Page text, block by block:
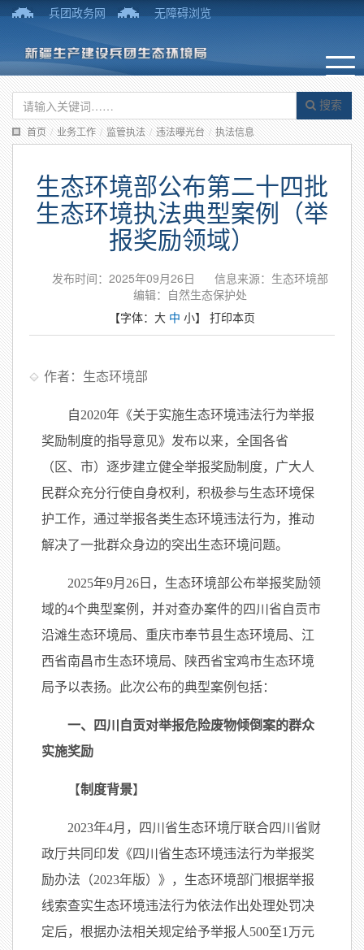
兵团政务网 无障碍浏览
搜索
首页 / 业务工作 / 监管执法 / 违法曝光台 / 执法信息
生态环境部公布第二十四批
生态环境执法典型案例（举
报奖励领域）
发布时间：2025年09月26日
信息来源：生态环境部
编辑：自然生态保护处
【字体： 大 中 小】 打印本页
作者：生态环境部
自2020年《关于实施生态环境违法行为举报
奖励制度的指导意见》发布以来，全国各省
（区、市）逐步建立健全举报奖励制度，广大人
民群众充分行使自身权利，积极参与生态环境保
护工作，通过举报各类生态环境违法行为，推动
解决了一批群众身边的突出生态环境问题。
2025年9月26日，生态环境部公布举报奖励领
域的4个典型案例，并对查办案件的四川省自贡市
沿滩生态环境局、重庆市奉节县生态环境局、江
西省南昌市生态环境局、陕西省宝鸡市生态环境
局予以表扬。此次公布的典型案例包括：
一、四川自贡对举报危险废物倾倒案的群众
实施奖励
【制度背景】
2023年4月，四川省生态环境厅联合四川省财
政厅共同印发《四川省生态环境违法行为举报奖
励办法（2023年版）》，生态环境部门根据举报
线索查实生态环境违法行为依法作出处理处罚决
定后，根据办法相关规定给予举报人500至1万元